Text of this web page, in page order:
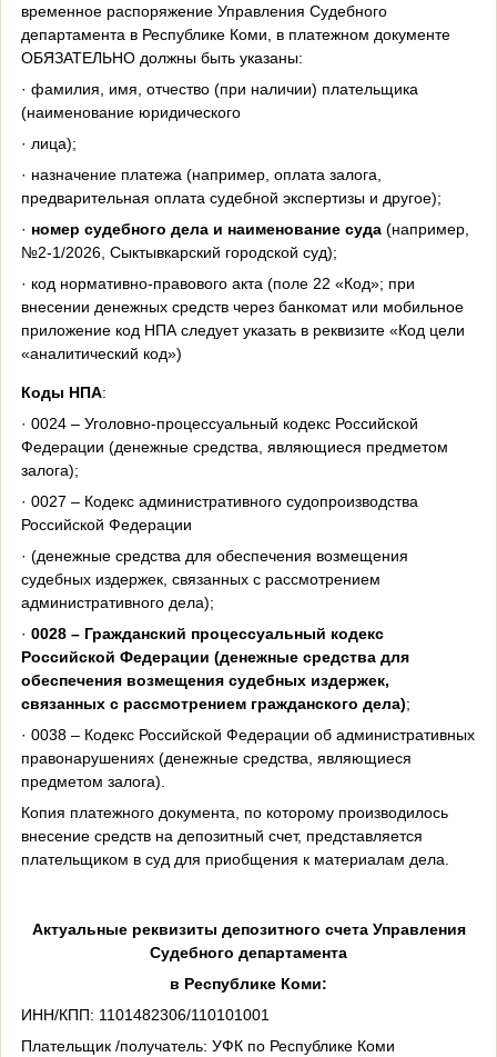
временное распоряжение Управления Судебного
департамента в Республике Коми, в платежном документе
ОБЯЗАТЕЛЬНО должны быть указаны:
· фамилия, имя, отчество (при наличии) плательщика
(наименование юридического
· лица);
· назначение платежа (например, оплата залога,
предварительная оплата судебной экспертизы и другое);
· номер судебного дела и наименование суда (например,
№2-1/2026, Cыктывкарский городской суд);
· код нормативно-правового акта (поле 22 «Код»; при
внесении денежных средств через банкомат или мобильное
приложение код НПА следует указать в реквизите «Код цели
«аналитический код»)
Коды НПА:
· 0024 – Уголовно-процессуальный кодекс Российской
Федерации (денежные средства, являющиеся предметом
залога);
· 0027 – Кодекс административного судопроизводства
Российской Федерации
· (денежные средства для обеспечения возмещения
судебных издержек, связанных с рассмотрением
административного дела);
· 0028 – Гражданский процессуальный кодекс
Российской Федерации (денежные средства для
обеспечения возмещения судебных издержек,
связанных с рассмотрением гражданского дела);
· 0038 – Кодекс Российской Федерации об административных
правонарушениях (денежные средства, являющиеся
предметом залога).
Копия платежного документа, по которому производилось
внесение средств на депозитный счет, представляется
плательщиком в суд для приобщения к материалам дела.
Актуальные реквизиты депозитного счета Управления
Судебного департамента
в Республике Коми:
ИНН/КПП: 1101482306/110101001
Плательщик /получатель: УФК по Республике Коми